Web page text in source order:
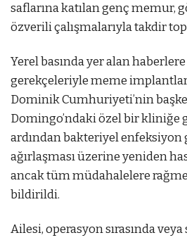
saflarına katılan genç memur,
özverili çalışmalarıyla takdir
Yerel basında yer alan
gerekçeleriyle meme
Dominik Cumhuriyeti’nin
Domingo’ndaki özel bir kliniğe
ardından bakteriyel
ağırlaşması üzerine yeniden
ancak tüm müdahalelere
bildirildi.
Ailesi, operasyon sırasında veya